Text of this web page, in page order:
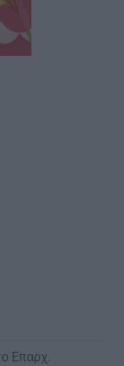
Επαρχ.